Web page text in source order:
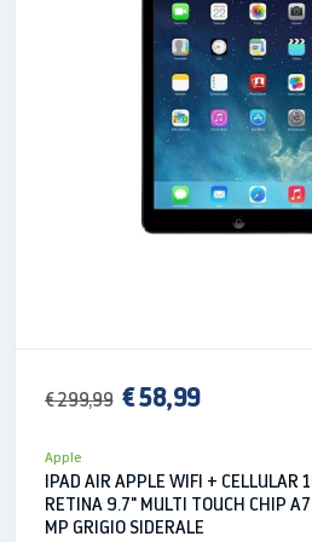
Controllo esposizione
Modalità scatto in
Tocca & metti a fuoco
Timer autoscatto
Diaframma con apertura ƒ/
Obiettivo a cinque
Filtro IR ibrido
Sensore BSI (backside
Registrazione video HD a
Video Time-lapse con
Stabilizzazione
Rilevamento volti
€ 299,99 € 58,99
Apple
IPAD AIR APPLE WIFI + CELLULAR
RETINA 9.7" MULTI TOUCH CHIP
MP GRIGIO SIDERALE